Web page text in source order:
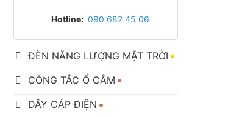
Hotline: 090 682 45 06
ĐÈN NĂNG LƯỢNG MẶT TRỜI
CÔNG TẮC Ổ CẮM
DÂY CÁP ĐIỆN